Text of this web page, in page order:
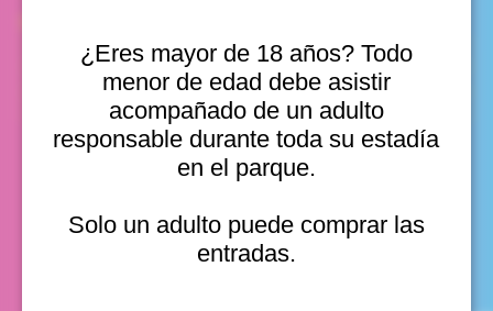
¿Eres mayor de 18 años? Todo
menor de edad debe asistir
acompañado de un adulto
responsable durante toda su estadía
en el parque.
Solo un adulto puede comprar las
entradas.
vie, 14 ago, 10:00 a. m.
vie, 14 ago, 11:00 a. m.
vie, 14 ago, 12:00 p. m.
Ver 11
fechas